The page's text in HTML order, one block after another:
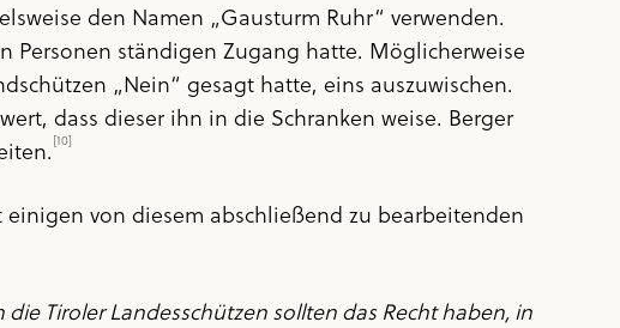
den Namen „Gausturm Ruhr“ verwenden.
Personen ständigen Zugang hatte. Möglicherweise
„Nein“ gesagt hatte, eins auszuwischen.
dass dieser ihn in die Schranken weise. Berger
[10]
von diesem abschließend zu bearbeitenden
Tiroler Landesschützen sollten das Recht haben, in